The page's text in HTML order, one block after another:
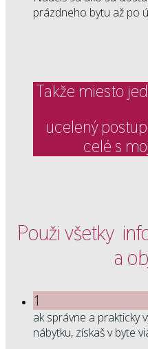
prázdneho bytu až po
Takže miesto
ucelený
celé s
Použi všetky
a
1
ak správne a prakticky
nábytku, získaš v byte